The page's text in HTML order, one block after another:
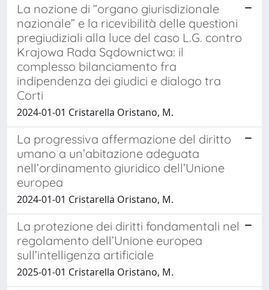
La nozione di “organo giurisdizionale
nazionale” e la ricevibilità delle questioni
pregiudiziali alla luce del caso L.G. contro
Krajowa Rada Sądownictwa: il
complesso bilanciamento fra
indipendenza dei giudici e dialogo tra
Corti
2024-01-01 Cristarella Oristano, M.
La progressiva affermazione del diritto
umano a un’abitazione adeguata
nell’ordinamento giuridico dell’Unione
europea
2024-01-01 Cristarella Oristano, M.
La protezione dei diritti fondamentali nel
regolamento dell’Unione europea
sull’intelligenza artificiale
2025-01-01 Cristarella Oristano, M.